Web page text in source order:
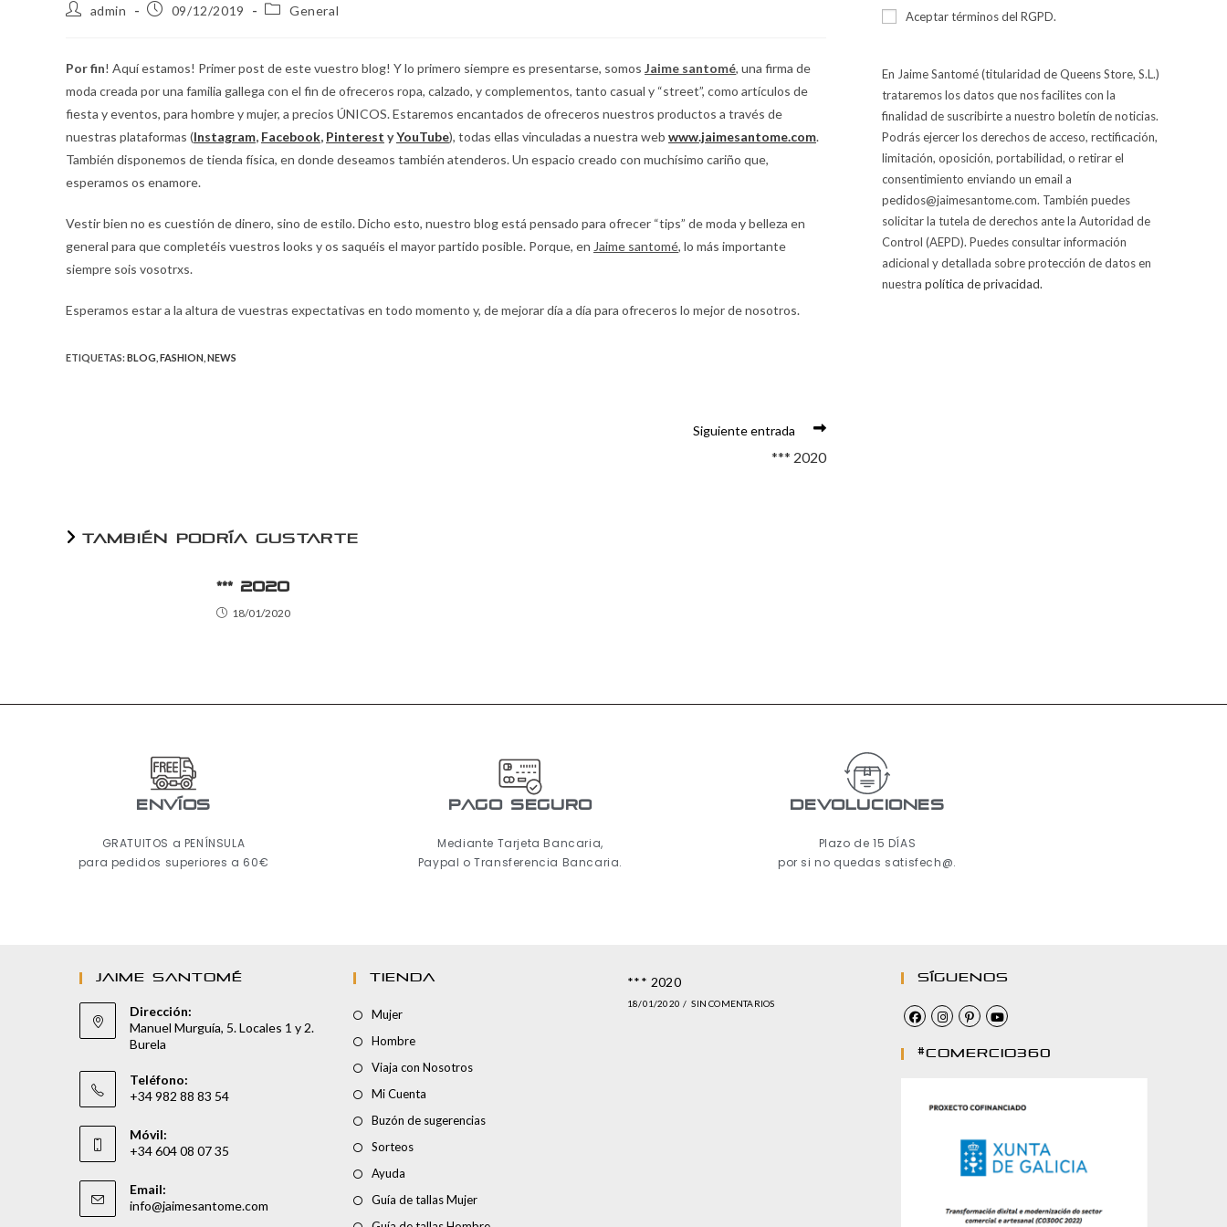
admin 09/12/2019 General
Por fin! Aquí estamos! Primer post de este vuestro blog! Y lo primero siempre es presentarse, somos Jaime santomé, una firma de
moda creada por una familia gallega con el fin de ofreceros ropa, calzado, y complementos, tanto casual y “street”, como artículos de
fiesta y eventos, para hombre y mujer, a precios ÚNICOS. Estaremos encantados de ofreceros nuestros productos a través de
nuestras plataformas (Instagram, Facebook, Pinterest yYouTube), todas ellas vinculadas a nuestra web www.jaimesantome.com.
También disponemos de tienda física, en donde deseamos también atenderos. Un espacio creado con muchísimo cariño que,
esperamos os enamore.
Vestir bien no es cuestión de dinero, sino de estilo. Dicho esto, nuestro blog está pensado para ofrecer “tips” de moda y belleza en
general para que completéis vuestros looks y os saquéis el mayor partido posible. Porque, en Jaime santomé, lo más importante
siempre sois vosotrxs.
Esperamos estar a la altura de vuestras expectativas en todo momento y, de mejorar día a día para ofreceros lo mejor de nosotros.
ETIQUETAS:BLOG FASHION NEWS
Siguiente entrada
*** 2020
TAMBIÉN PODRÍA GUSTARTE
*** 2020
18/01/2020
Aceptar términos del RGPD.
En Jaime Santomé (titularidad de Queens Store, S.L.)
trataremos los datos que nos facilites con la
finalidad de suscribirte a nuestro boletín de noticias.
Podrás ejercer los derechos de acceso, rectificación,
limitación, oposición, portabilidad, o retirar el
consentimiento enviando un email a
pedidos@jaimesantome.com. También puedes
solicitar la tutela de derechos ante la Autoridad de
Control (AEPD). Puedes consultar información
adicional y detallada sobre protección de datos en
nuestra política de privacidad.
ENVÍOS
GRATUITOS a PENÍNSULA
para pedidos superiores a 60€
pago seguro
Mediante Tarjeta Bancaria,
Paypal o Transferencia Bancaria.
Devoluciones
Plazo de 15 DÍAS
por si no quedas satisfech@.
JAIME SANTOMÉ
Dirección:
Manuel Murguía, 5. Locales 1 y 2.
Burela
Teléfono:
+34 982 88 83 54
Móvil:
+34 604 08 07 35
Email:
info@jaimesantome.com
TIENDA
Mujer
Hombre
Viaja con Nosotros
Mi Cuenta
Buzón de sugerencias
Sorteos
Ayuda
Guía de tallas Mujer
*** 2020
18/01/2020 / SIN COMENTARIOS
Síguenos
#comercio360